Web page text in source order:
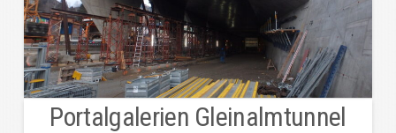
Portalgalerien Gleinalmtunnel